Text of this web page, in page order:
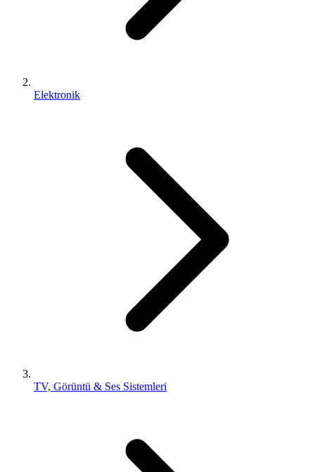
Elektronik
TV, Görüntü & Ses Sistemleri